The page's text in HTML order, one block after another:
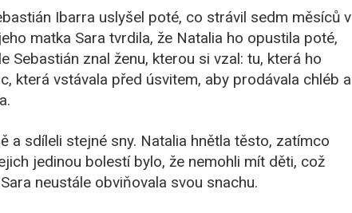
Ibarra uslyšel poté, co strávil sedm měsíců v
matka Sara tvrdila, že Natalia ho opustila poté,
Sebastián znal ženu, kterou si vzal: tu, která ho
která vstávala před úsvitem, aby prodávala chléb a
a sdíleli stejné sny. Natalia hnětla těsto, zatímco
jedinou bolestí bylo, že nemohli mít děti, což
neustále obviňovala svou snachu.